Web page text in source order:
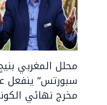
محلل المغربي
سبورتس” ينفعل
مخرج نهائي